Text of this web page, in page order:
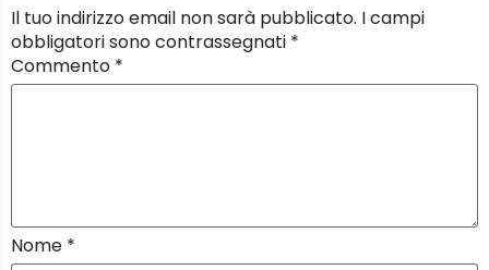
Il tuo indirizzo email non sarà pubblicato. I campi
obbligatori sono contrassegnati *
Commento *
Nome *